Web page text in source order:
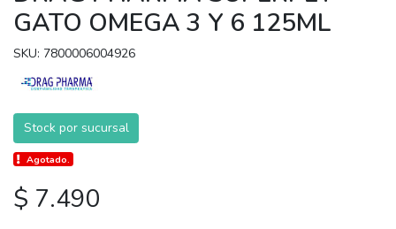
GATO OMEGA 3 Y 6 125ML
SKU: 7800006004926
Stock por sucursal
Agotado.
$ 7.490